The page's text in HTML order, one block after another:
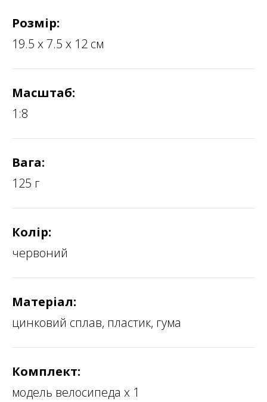
Розмір:
19.5 х 7.5 х 12 см
Масштаб:
1:8
Вага:
125 г
Колір:
червоний
Матеріал:
цинковий сплав, пластик, гума
Комплект:
модель велосипеда х 1